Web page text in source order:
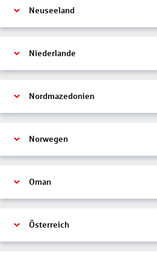
Neuseeland
Niederlande
Nordmazedonien
Norwegen
Oman
Österreich